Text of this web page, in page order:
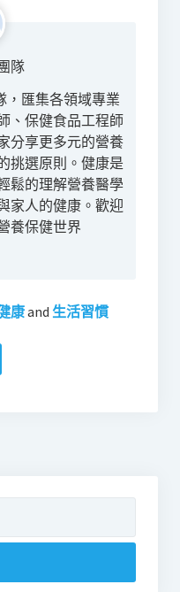
隊
，匯集各領域專業
、保健食品工程師
分享更多元的營養
挑選原則。健康是
鬆的理解營養醫學
家人的健康。歡迎
養保健世界
康and 生活習慣